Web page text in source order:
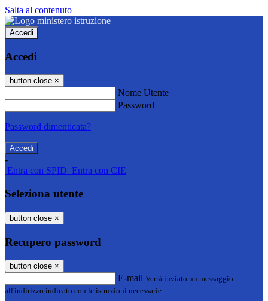
Salta al contenuto
Accedi
Accedi
button close ×
Nome Utente
Password
Password dimenticata?
-
Entra con SPID Entra con CIE
Seleziona utente
button close ×
Recupero password
button close ×
E-mail Verrà inviato un messaggio
all'indirizzo indicato con le istruzioni necessarie.